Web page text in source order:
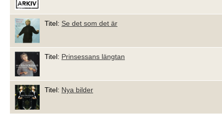
Titel: Se det som det är
Titel: Prinsessans längtan
Titel: Nya bilder